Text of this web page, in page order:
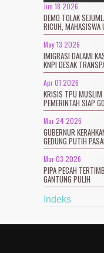
Jun 18 2026
DEMO TOLAK
RICUH, MAHASISWA
May 13 2026
IMIGRASI DALAMI
KNPI DESAK
Apr 01 2026
KRISIS TPU MUSLIM
PEMERINTAH SIAP
Mar 24 2026
GUBERNUR
GEDUNG PUTIH
Mar 03 2026
PIPA PECAH
GANTUNG PULIH
Indeks